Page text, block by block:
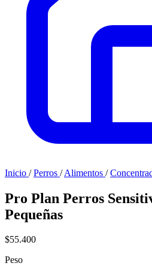
Inicio / Perros / Alimentos /
Pro Plan Perros
Pequeñas
$55.400
Peso